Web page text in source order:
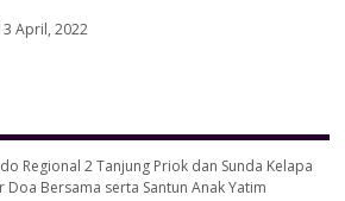
April, 2022
Regional 2 Tanjung Priok dan Sunda Kelapa
Doa Bersama serta Santun Anak Yatim